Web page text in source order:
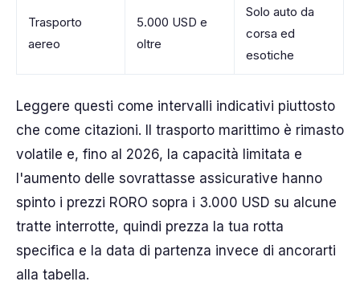
Trasporto
aereo
5.000 USD e
oltre
Solo auto da
corsa ed
esotiche
Leggere questi come intervalli indicativi piuttosto
che come citazioni. Il trasporto marittimo è rimasto
volatile e, fino al 2026, la capacità limitata e
l'aumento delle sovrattasse assicurative hanno
spinto i prezzi RORO sopra i 3.000 USD su alcune
tratte interrotte, quindi prezza la tua rotta
specifica e la data di partenza invece di ancorarti
alla tabella.